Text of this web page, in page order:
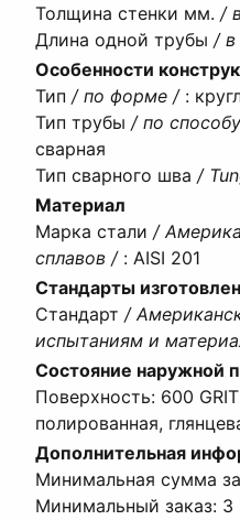
Толщина стенки мм. /
Длина одной трубы / в
Особенности
Тип / по форме / :
Тип трубы / по
сварная
Тип сварного шва /
Материал
Марка стали /
сплавов / : AISI 201
Стандарты
Стандарт /
испытаниям и
Состояние наружной
Поверхность: 600
полированная,
Дополнительная
Минимальная сумма
Минимальный заказ: 3